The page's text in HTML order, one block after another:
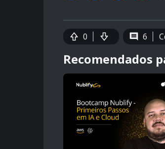
0 6
Recomendados